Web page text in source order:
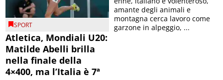
SPORT
Atletica, Mondiali U20:
Matilde Abelli brilla
nella finale della
4×400, ma l’Italia è 7ª
amante degli animali e
montagna cerca lavoro come
garzone in alpeggio, ...